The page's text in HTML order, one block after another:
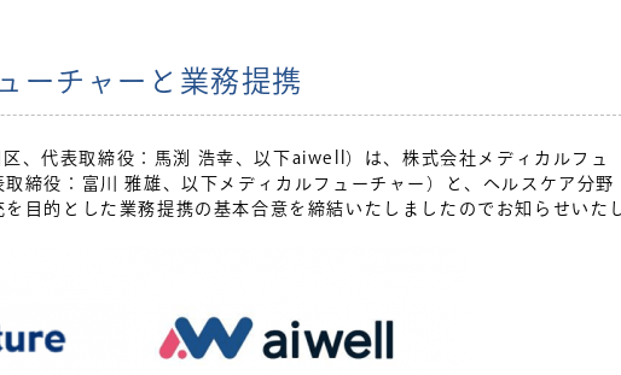
ーチャーと業務提携
、代表取締役：馬渕 浩幸、以下aiwell）は、株式会社メディカルフュ
締役：富川 雅雄、以下メディカルフューチャー）と、ヘルスケア分野
目的とした業務提携の基本合意を締結いたしましたのでお知らせいた